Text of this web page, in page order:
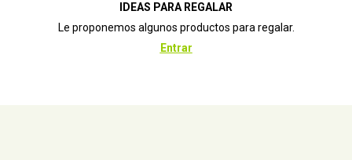
IDEAS PARA REGALAR
Le proponemos algunos productos para regalar.
Entrar